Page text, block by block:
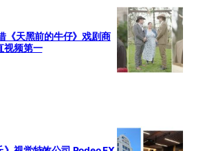
天黑前的牛仔》戏剧商
视频第一